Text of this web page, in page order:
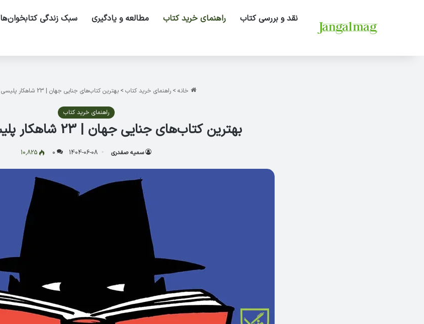
نقد و بررسی کتاب راهنمای خرید کتاب مطالعه و یادگیری سبک زندگی کتابخوان‌ها
خانه > راهنمای خرید کتاب > بهترین کتاب‌های جنایی جهان | 23 شاهکار پلیسی و معمایی
راهنمای خرید کتاب
بهترین کتاب‌های جنایی جهان | 23 شاهکار پلیسی و معمایی
سمیه صفدری 1404-06-08
0
10,825